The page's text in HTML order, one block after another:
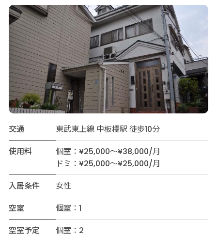
交通
東武東上線 中板橋駅 徒歩10分
使用料
個室：¥25,000～¥38,000/月
ドミ：¥25,000～¥25,000/月
入居条件
女性
空室
個室：1
空室予定
個室：2